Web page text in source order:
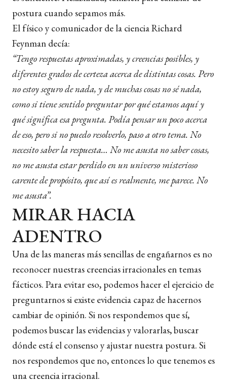
postura cuando sepamos más.
El físico y comunicador de la ciencia Richard
Feynman decía:
“Tengo respuestas aproximadas, y creencias posibles, y
diferentes grados de certeza acerca de distintas cosas. Pero
no estoy seguro de nada, y de muchas cosas no sé nada,
como si tiene sentido preguntar por qué estamos aquí y
qué significa esa pregunta. Podía pensar un poco acerca
de eso, pero si no puedo resolverlo, paso a otro tema. No
necesito saber la respuesta… No me asusta no saber cosas,
no me asusta estar perdido en un universo misterioso
carente de propósito, que así es realmente, me parece. No
me asusta”.
MIRAR HACIA
ADENTRO
Una de las maneras más sencillas de engañarnos es no
reconocer nuestras creencias irracionales en temas
fácticos. Para evitar eso, podemos hacer el ejercicio de
preguntarnos si existe evidencia capaz de hacernos
cambiar de opinión. Si nos respondemos que sí,
podemos buscar las evidencias y valorarlas, buscar
dónde está el consenso y ajustar nuestra postura. Si
nos respondemos que no, entonces lo que tenemos es
una creencia irracional.